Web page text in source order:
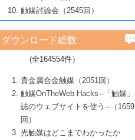
の最新の研究動向
B号 第117回触媒討論会（2016年・大阪府
立大学）
B号 第115回触媒討論会（2015年・成蹊大
6号 ポリオキソメタレート
B号 第113回触媒討論会（2014年・ロワジ
ールホテル豊橋）
6号 ナノ空間─吸着状態解析から新機能開拓
B号 第111回触媒討論会（2013年・関西大
6号 グラフェン
7号 水素を利用する化成品合成の新潮流
合成
6号 新しい固体酸触媒技術
7号 ゼオライト合成における最近の進歩
4号 活性サイトおよびその環境の精密な設
計による触媒の高機能化
5号 触媒を有効に使うための技術
7号 有機分子触媒による精密有機合成
8号 高機能化ポリオレフィンに向けた重合
触媒の最近の進展
3号 環境浄化用光触媒の現状と課題
4号 水素社会の実現に向けた水素製造・貯
蔵技術の進歩
5号 CO2が関わる触媒・材料
7号 持続可能社会実現のための触媒および
触媒関連技術
2号 第101回触媒討論会
4号 錯体を利用したユニークな表面構造の
構築と機能
5号 若手会員による触媒研究の未来展望1：
企業編
6号 第102回触媒討論会
7号 触媒・化学反応における計算化学の進
1号 含フッ素化合物の合成と触媒
2号 第99回触媒討論会
3号 実用的ファインケミカル合成プロセス
を実現する触媒
5号 こんな物質，あんな物質―新たな触媒
の可能性―
7号 『結晶の化学』を活かした触媒研究
▼48巻（2006年）
1号 固体酸触媒の最近の進歩
2号 第97回触媒討論会
3号 リビング重合触媒の最近の展開
5号 水素製造・貯蔵のための触媒技術の新
しい展開
6号 第98回触媒討論会
7号 基礎化学品製造の触媒技術
1号 最近の触媒担体とその効果
2号 第95回触媒討論会
4号 水分解用光触媒材料
5号 時間分解分光の進歩と応用
6号 第96回触媒討論会
▼46巻（2004年）
1号 部分酸化反応触媒の最前線
2号 第93回触媒討論会
3号 特殊エネルギー場の触媒反応
4号 生体内における金属の触媒作用
5号 ファインケミカルズの展開に寄与する
▼45巻（2003年）
1号 なぜこの触媒が良いのか？
2号 第91回触媒討論会
3号 最近の自動車排ガス処理技術
4号 触媒研究の現状と将来─第90回触媒討論
▼44巻（2002年）
1号 高次制御された触媒の化学
2号 第89回触媒討論会
3号 触媒を利用した電気化学の新展開
▼43巻（2001年）
1号 グリーンケミストリーと触媒
2号 第87回触媒討論会特集号
▼42巻（2000年）
1号 触媒反応工学の明日を拓く
▼41巻（1999年）
触媒討論会（2545回）
ダウンロード総数
(全164554件）
貴金属合金触媒（2051回）
触媒OnTheWeb Hacks─「触媒」
誌のウェブサイトを使う─（1659
回）
光触媒はどこまでわかったか